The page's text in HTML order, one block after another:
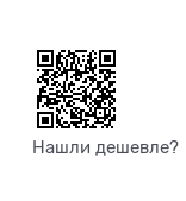
Нашли дешевле?